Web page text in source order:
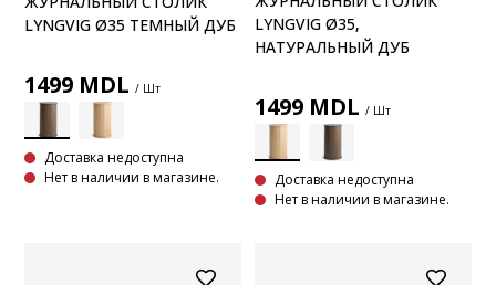
LYNGVIG Ø35 ТЕМНЫЙ ДУБ
1499 MDL / Шт
Доставка недоступна
Нет в наличии в магазине.
LYNGVIG Ø35,
НАТУРАЛЬНЫЙ ДУБ
1499 MDL / Шт
Доставка недоступна
Нет в наличии в магазине.